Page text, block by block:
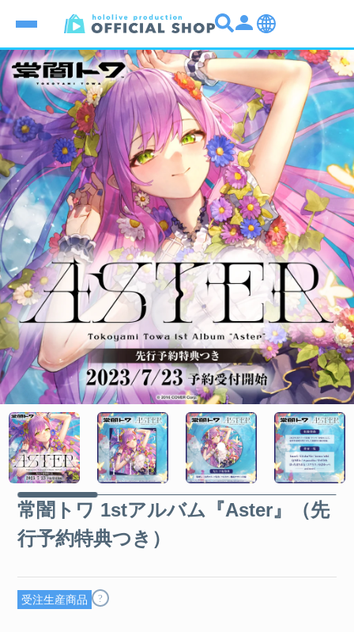
常闇トワ 1stアルバム『Aster』（先
行予約特典つき）
受注生産商品 ?